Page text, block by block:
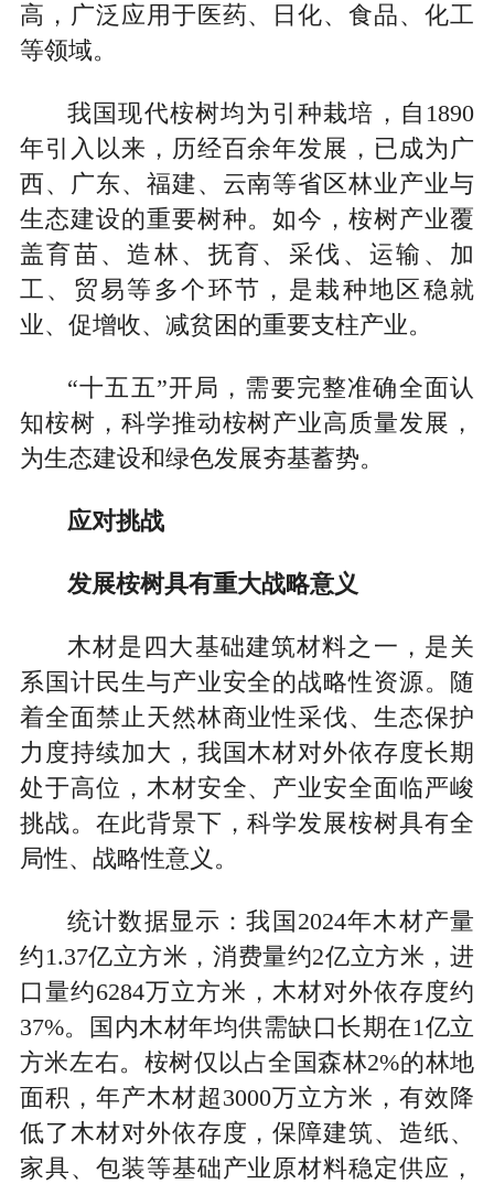
高，广泛应用于医药、日化、食品、化工
等领域。
我国现代桉树均为引种栽培，自1890
年引入以来，历经百余年发展，已成为广
西、广东、福建、云南等省区林业产业与
生态建设的重要树种。如今，桉树产业覆
盖育苗、造林、抚育、采伐、运输、加
工、贸易等多个环节，是栽种地区稳就
业、促增收、减贫困的重要支柱产业。
“十五五”开局，需要完整准确全面认
知桉树，科学推动桉树产业高质量发展，
为生态建设和绿色发展夯基蓄势。
应对挑战
发展桉树具有重大战略意义
木材是四大基础建筑材料之一，是关
系国计民生与产业安全的战略性资源。随
着全面禁止天然林商业性采伐、生态保护
力度持续加大，我国木材对外依存度长期
处于高位，木材安全、产业安全面临严峻
挑战。在此背景下，科学发展桉树具有全
局性、战略性意义。
统计数据显示：我国2024年木材产量
约1.37亿立方米，消费量约2亿立方米，进
口量约6284万立方米，木材对外依存度约
37%。国内木材年均供需缺口长期在1亿立
方米左右。桉树仅以占全国森林2%的林地
面积，年产木材超3000万立方米，有效降
低了木材对外依存度，保障建筑、造纸、
家具、包装等基础产业原材料稳定供应，